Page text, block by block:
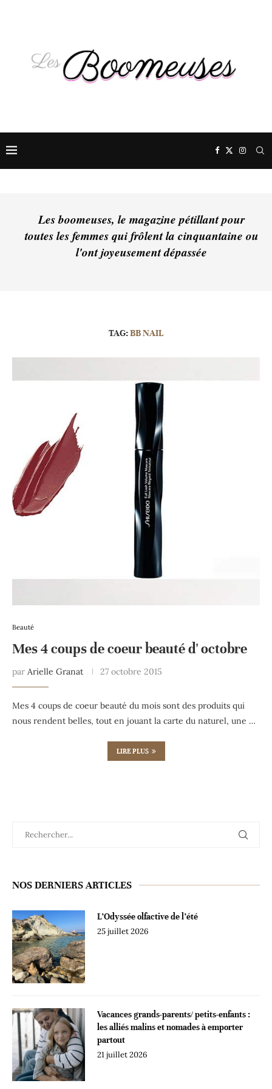
Les boomeuses, le magazine pétillant pour
toutes les femmes qui frôlent la cinquantaine ou
l'ont joyeusement dépassée
TAG:BB NAIL
Beauté
Mes 4 coups de coeur beauté d' octobre
par Arielle Granat 27 octobre 2015
Mes 4 coups de coeur beauté du mois sont des produits qui
nous rendent belles, tout en jouant la carte du naturel, une …
LIRE PLUS
NOS DERNIERS ARTICLES
L’Odyssée olfactive de l’été
25 juillet 2026
Vacances grands-parents/ petits-enfants :
les alliés malins et nomades à emporter
partout
21 juillet 2026